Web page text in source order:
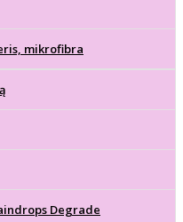
mikrofibra
Degrade